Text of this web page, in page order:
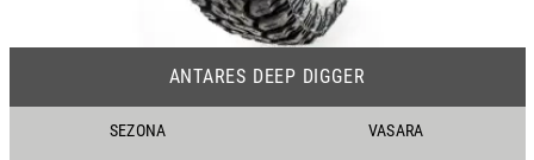
ANTARES DEEP DIGGER
SEZONA VASARA